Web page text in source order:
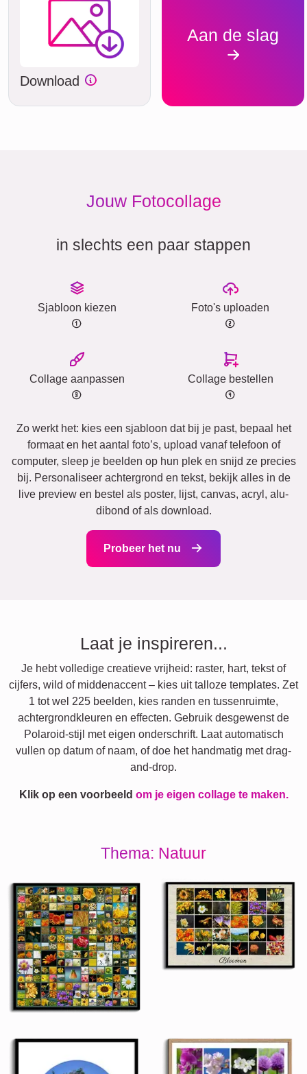
Download
Aan de slag
Jouw Fotocollage
in slechts een paar stappen
Sjabloon kiezen Foto's uploaden
Collage aanpassen Collage bestellen
Zo werkt het: kies een sjabloon dat bij je past, bepaal het
formaat en het aantal foto’s, upload vanaf telefoon of
computer, sleep je beelden op hun plek en snijd ze precies
bij. Personaliseer achtergrond en tekst, bekijk alles in de
live preview en bestel als poster, lijst, canvas, acryl, alu-
dibond of als download.
Probeer het nu
Laat je inspireren...
Je hebt volledige creatieve vrijheid: raster, hart, tekst of
cijfers, wild of middenaccent – kies uit talloze templates. Zet
1 tot wel 225 beelden, kies randen en tussenruimte,
achtergrondkleuren en effecten. Gebruik desgewenst de
Polaroid-stijl met eigen onderschrift. Laat automatisch
vullen op datum of naam, of doe het handmatig met drag-
and-drop.
Klik op een voorbeeld om je eigen collage te maken.
Thema: Natuur